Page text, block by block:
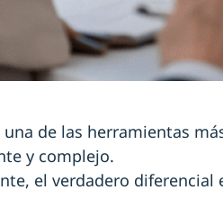
de las herramientas
y complejo.
el verdadero diferencial